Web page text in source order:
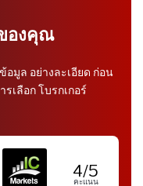
องคุณ
มูล อย่างละเอียด ก่อน
เลือก โบรกเกอร์
4/5
คะแนน